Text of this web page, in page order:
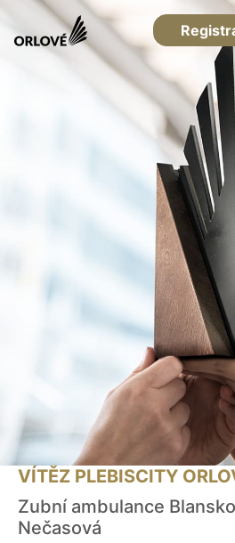
VÍTĚZ PLEBISCITY
Zubní ambulance
Nečasová